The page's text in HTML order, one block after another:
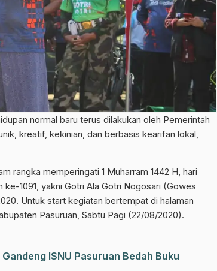
normal baru terus dilakukan oleh Pemerintah
kreatif, kekinian, dan berbasis kearifan lokal,
rangka memperingati 1 Muharram 1442 H, hari
1091, yakni Gotri Ala Gotri Nogosari (Gowes
Untuk start kegiatan bertempat di halaman
Pasuruan, Sabtu Pagi (22/08/2020).
ISNU Pasuruan Bedah Buku